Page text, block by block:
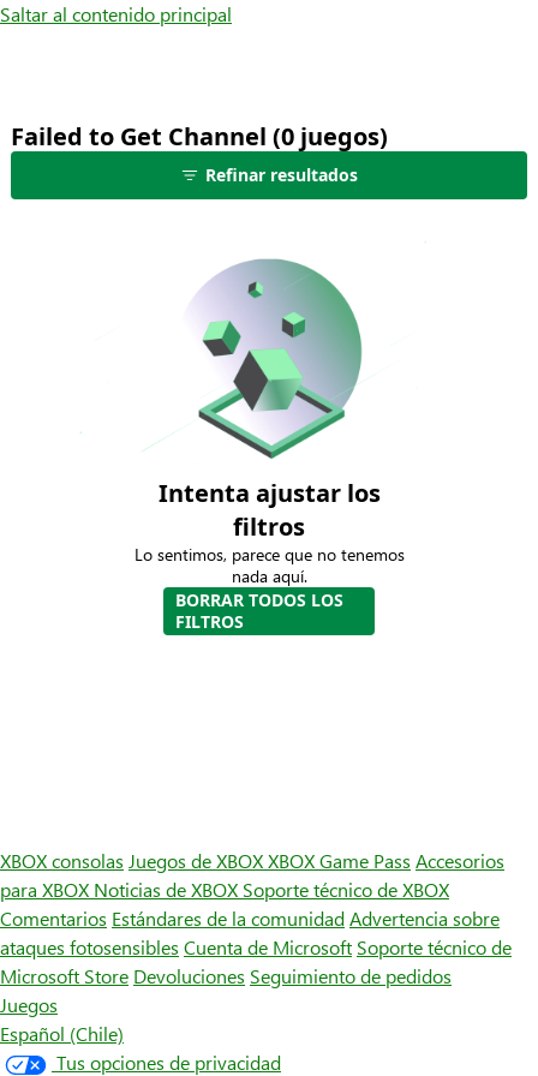
Saltar al contenido principal
Failed to Get Channel (0 juegos)no
muestran
juegos:
Refinar resultados
Intenta ajustar los
filtros
Lo sentimos, parece que no tenemos
nada aquí.
BORRAR TODOS LOS
FILTROS
XBOX consolas Juegos de XBOXXBOX Game Pass Accesorios
para XBOX Noticias de XBOX Soporte técnico de XBOX
Comentarios Estándares de la comunidadAdvertencia sobre
ataques fotosensibles Cuenta de Microsoft Soporte técnico de
Microsoft Store Devoluciones Seguimiento de pedidos
Juegos
Español (Chile)
Tus opciones de privacidad